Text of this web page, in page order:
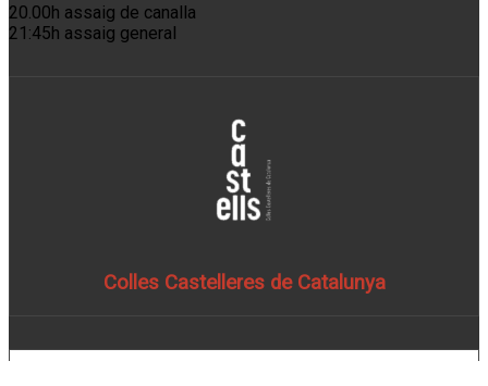
20.00h assaig de canalla
21:45h assaig general
Colles Castelleres de Catalunya